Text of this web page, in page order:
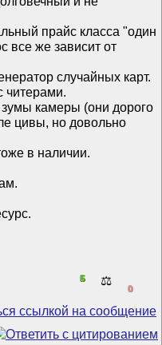
прайс класса "один
все же зависит от
случайных карт.
читерами.
зумы камеры (они дорого
цивы, но довольно
в наличии.
5 ⚖️
0